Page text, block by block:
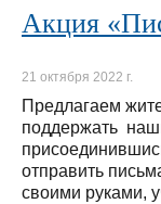
Акция
21 октября 2022 г.
Предлагаем
поддержать
отправить
своими руками,